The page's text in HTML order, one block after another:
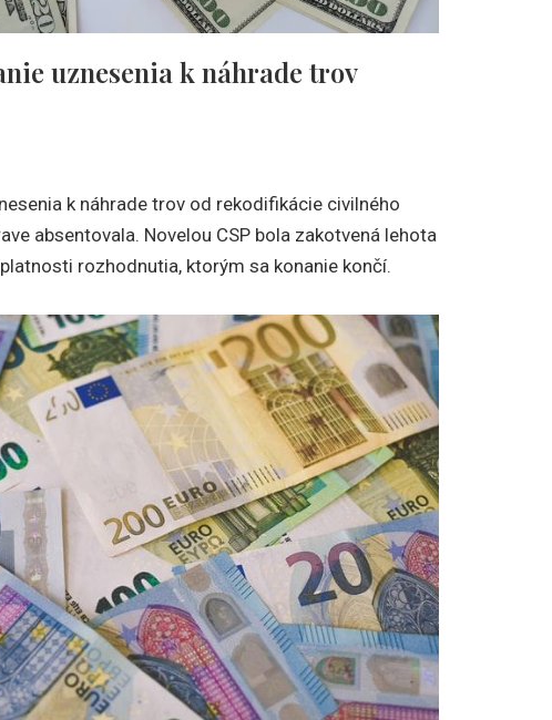
uznesenia k náhrade trov
k náhrade trov od rekodifikácie civilného
absentovala. Novelou CSP bola zakotvená lehota
rozhodnutia, ktorým sa konanie končí.